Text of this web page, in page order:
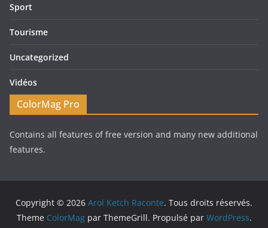
Sport
Tourisme
Uncategorized
Vidéos
ColorMag Pro
Contains all features of free version and many new additional
features.
Copyright © 2026 Arol Ketch Raconte. Tous droits réservés.
Theme ColorMagpar ThemeGrill. Propulsé par WordPress.